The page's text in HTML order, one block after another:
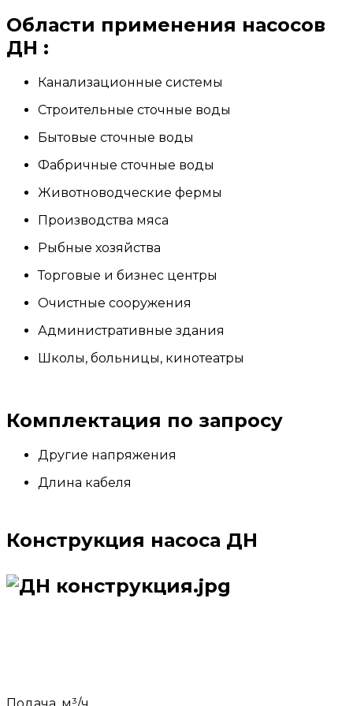
Области применения насосов
ДН :
Канализационные системы
Строительные сточные воды
Бытовые сточные воды
Фабричные сточные воды
Животноводческие фермы
Производства мяса
Рыбные хозяйства
Торговые и бизнес центры
Очистные сооружения
Административные здания
Школы, больницы, кинотеатры
Комплектация по запросу
Другие напряжения
Длина кабеля
Конструкция насоса ДН
Подача, м³/ч